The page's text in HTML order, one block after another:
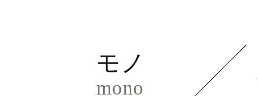
モノ
mono